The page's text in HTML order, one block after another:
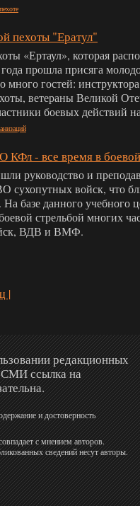
пехоты "Ератул"
«Ертаул», которая
прошла присяга
много гостей:
ветераны Великой
боевых действий
КФл - все время в
руководство и
сухопутных войск, что
На базе данного учебного
стрельбой многих
ВДВ и ВМФ.
|
редакционных
СМИ ссылка на
и достоверность
с мнением авторов.
сведений несут авторы.